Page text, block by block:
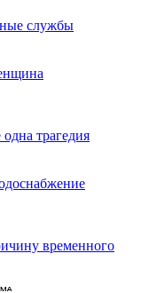
службы
трагедия
временного